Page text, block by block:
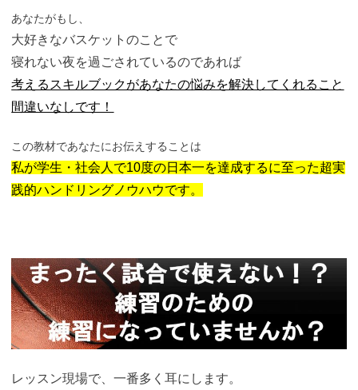
あなたがもし、
大好きなバスケットのことで
寝れない夜を過ごされているのであれば
考えるスキルブックがあなたの悩みを解決してくれること
間違いなしです！
この教材であなたにお伝えすることは
私が学生・社会人で10度の日本一を達成するに至った超実
践的ハンドリングノウハウです。
レッスン現場で、一番多く耳にします。